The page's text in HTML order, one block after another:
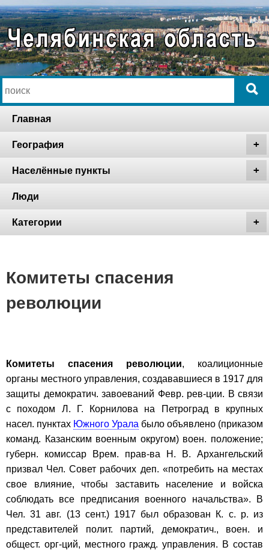
Главная
География
Населённые пункты
Люди
Категории
Комитеты спасения
революции
Комитеты спасения революции, коалиционные
органы местного управления, создававшиеся в 1917 для
защиты демократич. завоеваний Февр. рев-ции. В связи
с походом Л. Г. Корнилова на Петроград в крупных
насел. пунктах Южного Урала было объявлено (приказом
команд. Казанским военным округом) воен. положение;
губерн. комиссар Врем. прав-ва Н. В. Архангельский
призвал Чел. Совет рабочих деп. «потребить на местах
свое влияние, чтобы заставить население и войска
соблюдать все предписания военного начальства». В
Чел. 31 авг. (13 сент.) 1917 был образован К. с. р. из
представителей полит. партий, демократич., воен. и
общест. орг-ций, местного гражд. управления. В состав